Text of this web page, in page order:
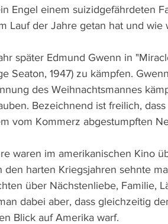
Engel einem suizidgefährdeten
Lauf der Jahre getan hat und wie
später Edmund Gwenn in
Seaton, 1947) zu kämpfen.
des Weihnachtsmannes
Bezeichnend ist freilich,
vom Kommerz abgestumpften
waren im amerikanischen Kino
den harten Kriegsjahren sehnte
über Nächstenliebe, Familie,
dabei aber, dass gleichzeitig
Blick auf Amerika warf.